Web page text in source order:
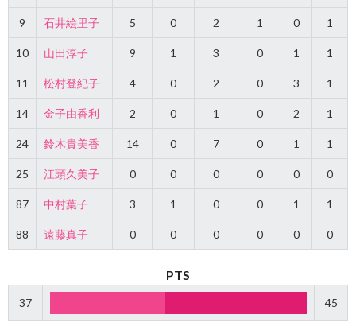
9 石井絵里子 5 0 2 1 0 1
10 山田淳子 9 1 3 0 1 1
11 松村登紀子 4 0 2 0 3 1
14 金子由香利 2 0 1 0 2 1
24 鈴木貴美香 14 0 7 0 1 1
25 江頭久美子 0 0 0 0 0 0
87 中村葉子 3 1 0 0 1 1
88 遠藤真子 0 0 0 0 0 0
PTS
37 45